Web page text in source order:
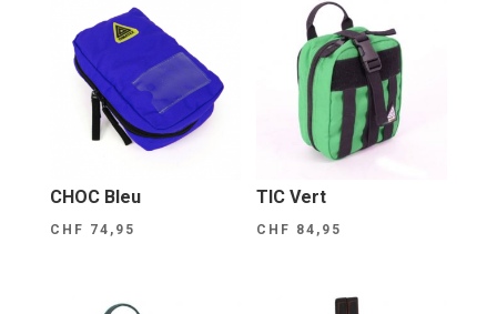
CHOC Bleu
CHF 74,95
TIC Vert
CHF 84,95